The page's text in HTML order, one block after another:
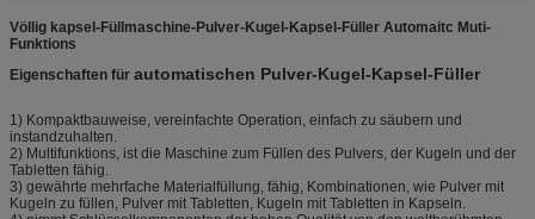
Völlig kapsel-Füllmaschine-Pulver-Kugel-Kapsel-Füller Automaitc Muti-
Funktions
Eigenschaften für automatischen Pulver-Kugel-Kapsel-Füller
1) Kompaktbauweise, vereinfachte Operation, einfach zu säubern und
instandzuhalten.
2) Multifunktions, ist die Maschine zum Füllen des Pulvers, der Kugeln und der
Tabletten fähig.
3) gewährte mehrfache Materialfüllung, fähig, Kombinationen, wie Pulver mit
Kugeln zu füllen, Pulver mit Tabletten, Kugeln mit Tabletten in Kapseln.